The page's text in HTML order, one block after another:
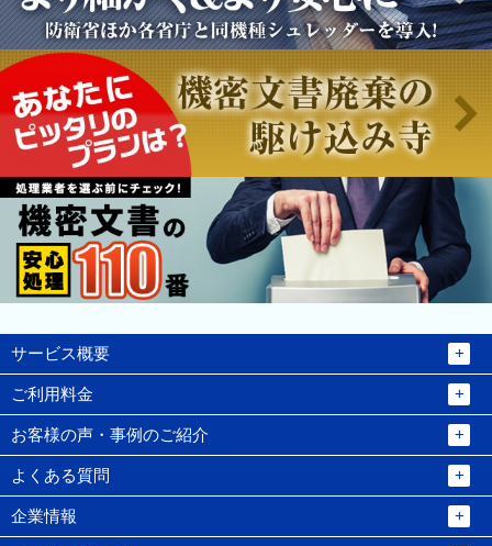
サービス概要
ご利用料金
お客様の声・事例のご紹介
よくある質問
企業情報